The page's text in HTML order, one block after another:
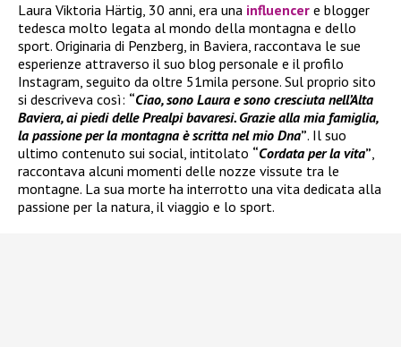
Laura Viktoria Härtig, 30 anni, era una influencer e blogger
tedesca molto legata al mondo della montagna e dello
sport. Originaria di Penzberg, in Baviera, raccontava le sue
esperienze attraverso il suo blog personale e il profilo
Instagram, seguito da oltre 51mila persone. Sul proprio sito
si descriveva così: “Ciao, sono Laura e sono cresciuta nell’Alta
Baviera, ai piedi delle Prealpi bavaresi. Grazie alla mia famiglia,
la passione per la montagna è scritta nel mio Dna”. Il suo
ultimo contenuto sui social, intitolato “Cordata per la vita”,
raccontava alcuni momenti delle nozze vissute tra le
montagne. La sua morte ha interrotto una vita dedicata alla
passione per la natura, il viaggio e lo sport.